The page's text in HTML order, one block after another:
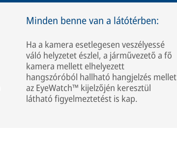
Minden benne van a látótérben:
Ha a kamera esetlegesen veszélyessé
váló helyzetet észlel, a járművezető a fő
kamera mellett elhelyezett
hangszóróból hallható hangjelzés mellet
az EyeWatch™ kijelzőjén keresztül
látható figyelmeztetést is kap.